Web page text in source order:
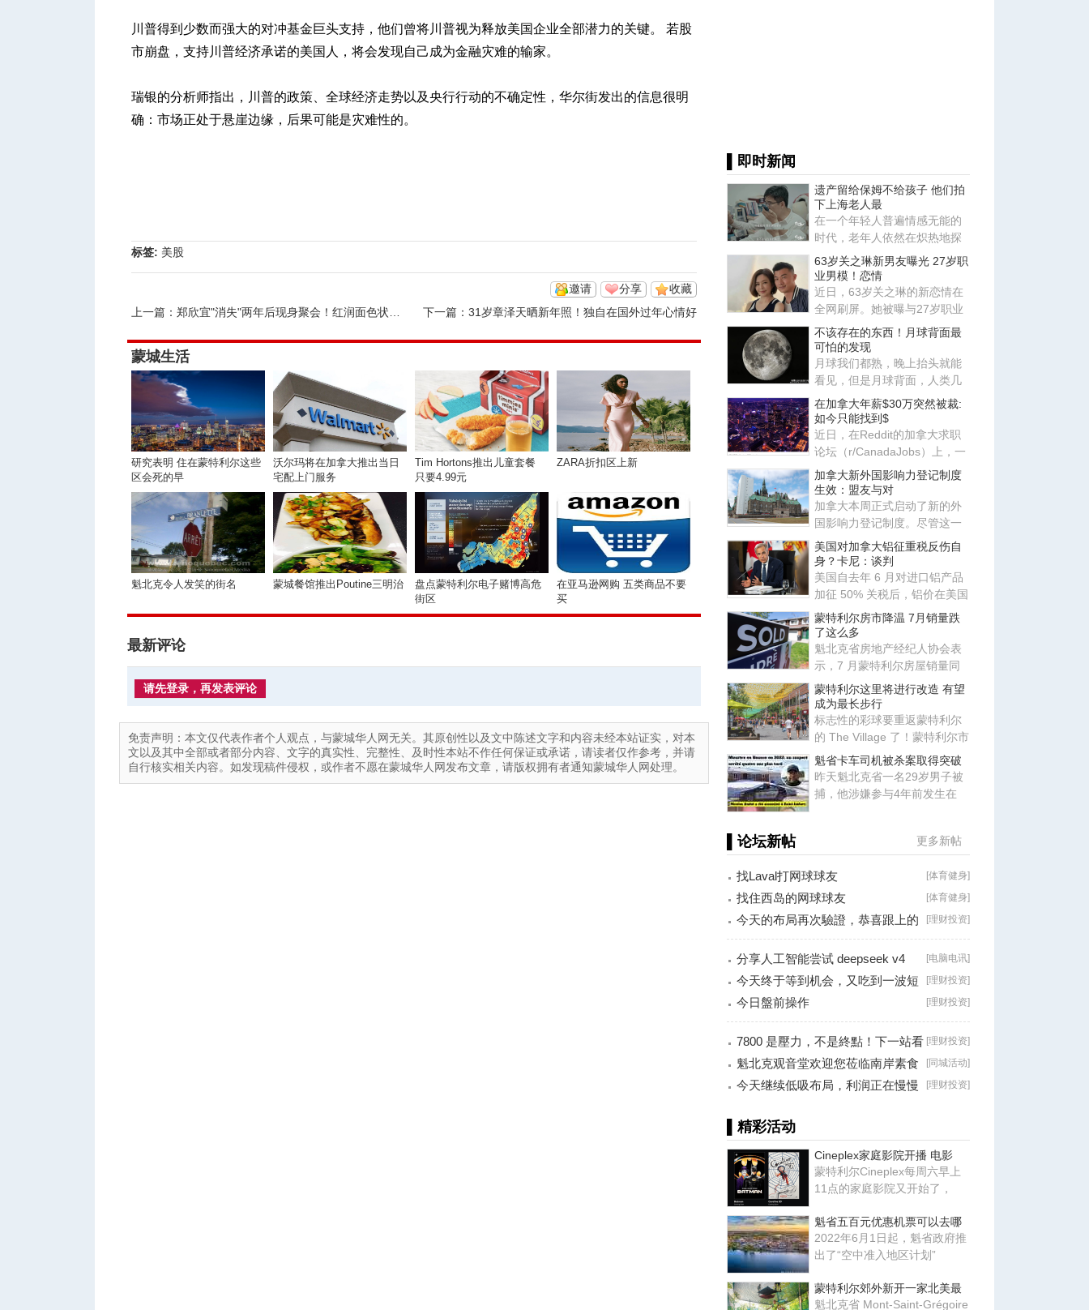
川普得到少数而强大的对冲基金巨头支持，他们曾将川普视为释放美国企业全部潜力的关键。 若股
市崩盘，支持川普经济承诺的美国人，将会发现自己成为金融灾难的输家。
瑞银的分析师指出，川普的政策、全球经济走势以及央行行动的不确定性，华尔街发出的信息很明
确：市场正处于悬崖边缘，后果可能是灾难性的。
标签: 美股
收藏
分享
邀请
上一篇： 郑欣宜"消失"两年后现身聚会！红润面色状态回春 下一篇： 31岁章泽天晒新年照！独自在国外过年心情好
蒙城生活
研究表明 住在蒙特利尔这些
区会死的早
沃尔玛将在加拿大推出当日
宅配上门服务
Tim Hortons推出儿童套餐
只要4.99元
ZARA折扣区上新
魁北克令人发笑的街名 蒙城餐馆推出Poutine三明治
盘点蒙特利尔电子赌博高危
街区
在亚马逊网购 五类商品不要
买
最新评论
请先登录，再发表评论
免责声明：本文仅代表作者个人观点，与蒙城华人网无关。其原创性以及文中陈述文字和内容未经本站证实，对本
文以及其中全部或者部分内容、文字的真实性、完整性、及时性本站不作任何保证或承诺，请读者仅作参考，并请
自行核实相关内容。如发现稿件侵权，或作者不愿在蒙城华人网发布文章，请版权拥有者通知蒙城华人网处理。
▌即时新闻
遗产留给保姆不给孩子 他们拍
下上海老人最
在一个年轻人普遍情感无能的
时代，老年人依然在炽热地探
索各种关系，他们鲜活的一面
也
63岁关之琳新男友曝光 27岁职
业男模！恋情
近日，63岁关之琳的新恋情在
全网刷屏。她被曝与27岁职业
男模Johan相恋，两人有着惊
人
不该存在的东西！月球背面最
可怕的发现
月球我们都熟，晚上抬头就能
看见，但是月球背面，人类几
千年来从来没见过，因为月球
被
在加拿大年薪$30万突然被裁:
如今只能找到$
近日，在Reddit的加拿大求职
论坛（r/CanadaJobs）上，一
篇关于薪资断崖式下跌的帖子
引
加拿大新外国影响力登记制度
生效：盟友与对
加拿大本周正式启动了新的外
国影响力登记制度。尽管这一
制度原本针对中国、俄罗斯等
传
美国对加拿大铝征重税反伤自
身？卡尼：谈判
美国自去年 6 月对进口铝产品
加征 50% 关税后，铝价在美国
国内持续飙升。根据加拿大总
蒙特利尔房市降温 7月销量跌
了这么多
魁北克省房地产经纪人协会表
示，7 月蒙特利尔房屋销量同
比下降 10%，房地产市场出现
降
蒙特利尔这里将进行改造 有望
成为最长步行
标志性的彩球要重返蒙特利尔
的 The Village 了！蒙特利尔市
长 Soraya Martinez Ferrad
魁省卡车司机被杀案取得突破
昨天魁北克省一名29岁男子被
捕，他涉嫌参与4年前发生在
▌论坛新帖 更多新帖
[体育健身]
找Laval打网球球友
[体育健身]
找住西岛的网球球友
[理财投资]
今天的布局再次驗證，恭喜跟上的
朋友！
[电脑电讯]
分享人工智能尝试 deepseek v4
falsh, 据说
[理财投资]
今天终于等到机会，又吃到一波短
线利润！
[理财投资]
今日盤前操作
[理财投资]
7800 是壓力，不是終點！下一站看
8000？
[同城活动]
魁北克观音堂欢迎您莅临南岸素食
分享会！
[理财投资]
今天继续低吸布局，利润正在慢慢
▌精彩活动
Cineplex家庭影院开播 电影
蒙特利尔Cineplex每周六早上
11点的家庭影院又开始了，
魁省五百元优惠机票可以去哪
2022年6月1日起，魁省政府推
出了“空中准入地区计划”
蒙特利尔郊外新开一家北美最
魁北克省 Mont-Saint-Grégoire